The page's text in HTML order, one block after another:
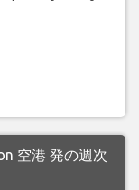
空港 発の週次